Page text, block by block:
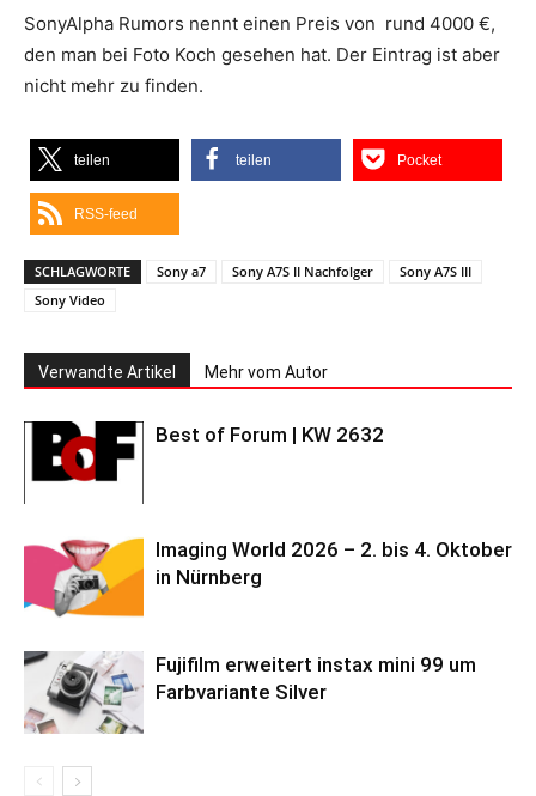
SonyAlpha Rumors nennt einen Preis von rund 4000 €,
den man bei Foto Koch gesehen hat. Der Eintrag ist aber
nicht mehr zu finden.
teilen teilen Pocket
RSS-feed
SCHLAGWORTE Sony a7 Sony A7S II Nachfolger
Sony A7S III
Sony Video
Verwandte Artikel Mehr vom Autor
Best of Forum | KW 2632
Imaging World 2026 – 2. bis 4. Oktober
in Nürnberg
Fujifilm erweitert instax mini 99 um
Farbvariante Silver